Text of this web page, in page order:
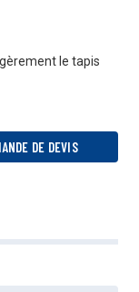
le tapis
DE DEVIS